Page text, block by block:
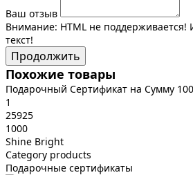
Ваш отзыв
Внимание: HTML не
текст!
Продолжить
Похожие товары
Подарочный Сертификат на Сумму
1
25925
1000
Shine Bright
Category products
Подарочные сертификаты